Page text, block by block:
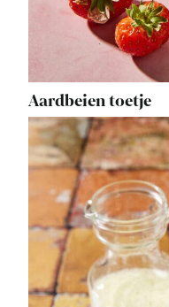
Aardbeien toetje